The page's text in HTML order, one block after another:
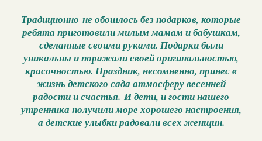
Традиционно не обошлось без подарков, которые
ребята приготовили милым мамам и бабушкам,
сделанные своими руками. Подарки были
уникальны и поражали своей оригинальностью,
красочностью. Праздник, несомненно, принес в
жизнь детского сада атмосферу весенней
радости и счастья. И дети, и гости нашего
утренника получили море хорошего настроения,
а детские улыбки радовали всех женщин.